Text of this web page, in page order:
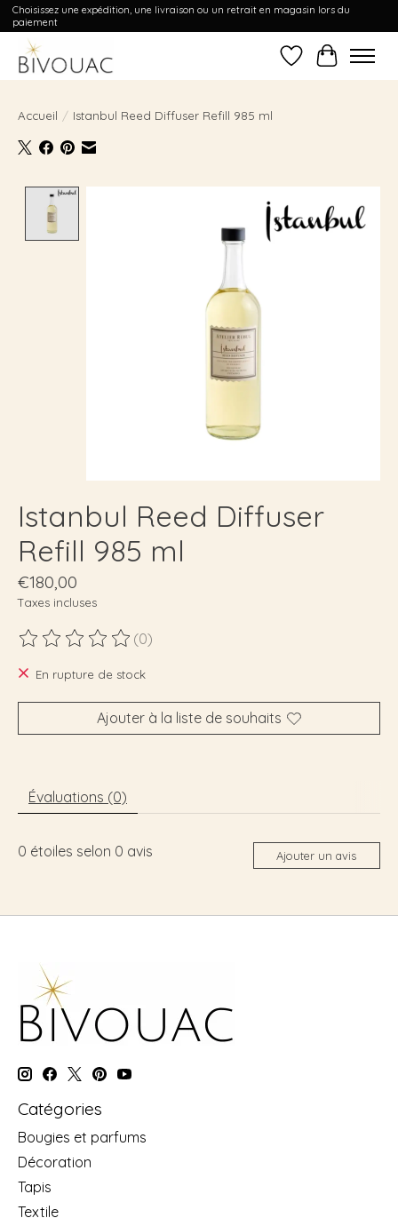
Choisissez une expédition, une livraison ou un retrait en magasin lors du
paiement
Liste dePanier
Accueil / Istanbul Reed Diffuser Refill 985 ml
Istanbul Reed Diffuser
Refill 985 ml
€180,00
Taxes incluses
Ce produit est évalué à
(0)
En rupture de stock
Ajouter à la liste de souhaits
Évaluations (0)
0 étoiles selon 0 avis Ajouter un avis
Catégories
Bougies et parfums
Décoration
Tapis
Textile